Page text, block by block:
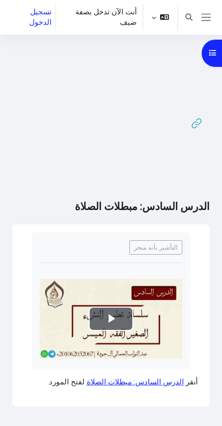
تخطى إلى المحتوى الرئيسي
تبديل إدخال البحث
أنت الآن تدخل بصفة
ضيف
تسجيل
الدخول
الدرس السادس: مبطلات الصلاة
فتح فهرس المقرر
التأشير بأنه منجز
تشغيل
الفيديو
أنقر الدرس السادس: مبطلات الصلاة لفتح المورد.